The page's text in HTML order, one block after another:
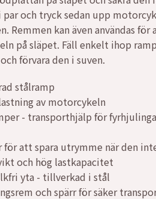
kr.
kr.
par och tryck sedan upp
Remmen kan även användas för
på släpet. Fäll enkelt ihop
förvara den i suven.
stålramp
av motorcykeln
- transporthjälp för
för att spara utrymme när den
och hög lastkapacitet
yta - tillverkad i stål
och spärr för säker